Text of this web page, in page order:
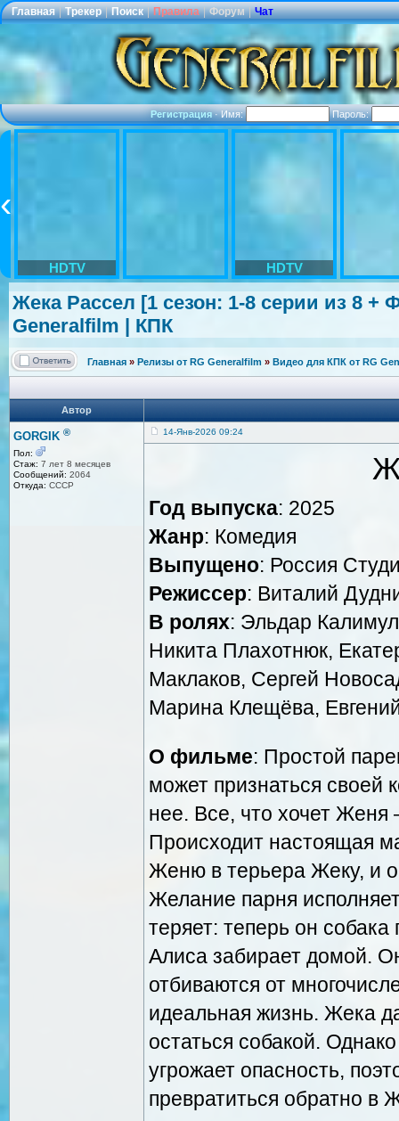
Главная | Трекер | Поиск | Правила | Форум | Чат
Регистрация·Имя: Пароль:
HDTV HDTV
Жека Рассел [1 сезон: 1-8 серии из 8
Generalfilm | КПК
Главная » Релизы от RG Generalfilm » Видео для КПК от RG
Автор
GORGIK ®
Пол:
Стаж: 7 лет 8 месяцев
Сообщений: 2064
Откуда: СССР
14-Янв-2026 09:24
Год выпуска: 2025
Жанр: Комедия
Выпущено: Россия
Режиссер: Виталий
В ролях: Эльдар
Никита Плахотнюк,
Маклаков, Сергей
Марина Клещёва,
О фильме: Простой
может признаться своей
нее. Все, что хочет
Происходит настоящая
Женю в терьера Жеку, и
Желание парня
теряет: теперь он
Алиса забирает домой.
отбиваются от
идеальная жизнь. Жека
остаться собакой.
угрожает опасность,
превратиться обратно в